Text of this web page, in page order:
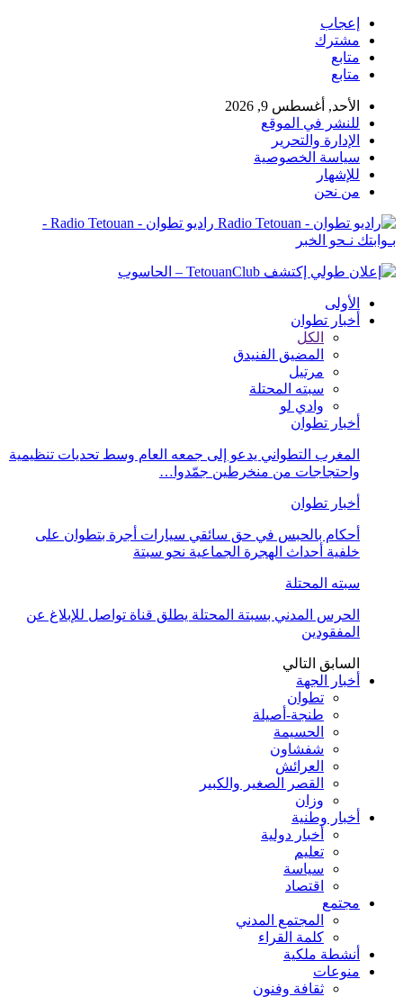
إعجاب
مشترك
متابع
متابع
الأحد, أغسطس 9, 2026
للنشر في الموقع
الإدارة والتحرير
سياسة الخصوصية
للإشهار
من نحن
راديو تطوان - Radio Tetouan -
بـوابتك نـحو الخبر
الأولى
أخبار تطوان
الكل
المضيق الفنيدق
مرتيل
سبته المحتلة
وادي لو
أخبار تطوان
المغرب التطواني يدعو إلى جمعه العام وسط تحديات تنظيمية
واحتجاجات من منخرطين جمّدوا…
أخبار تطوان
أحكام بالحبس في حق سائقي سيارات أجرة بتطوان على
خلفية أحداث الهجرة الجماعية نحو سبتة
سبته المحتلة
الحرس المدني بسبتة المحتلة يطلق قناة تواصل للإبلاغ عن
المفقودين
السابق التالي
أخبار الجهة
تطوان
طنجة-أصيلة
الحسيمة
شفشاون
العرائش
القصر الصغير والكبير
وزان
أخبار وطنية
أخبار دولية
تعليم
سياسة
اقتصاد
مجتمع
المجتمع المدني
كلمة القراء
أنشطة ملكية
منوعات
ثقافة وفنون